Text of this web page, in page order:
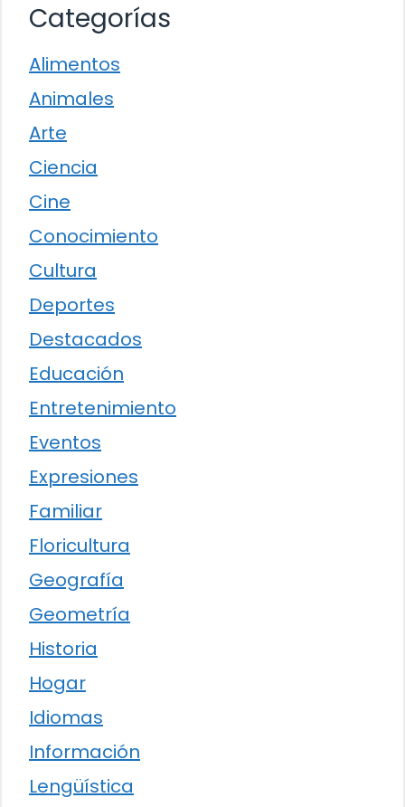
Categorías
Alimentos
Animales
Arte
Ciencia
Cine
Conocimiento
Cultura
Deportes
Destacados
Educación
Entretenimiento
Eventos
Expresiones
Familiar
Floricultura
Geografía
Geometría
Historia
Hogar
Idiomas
Información
Lengüística